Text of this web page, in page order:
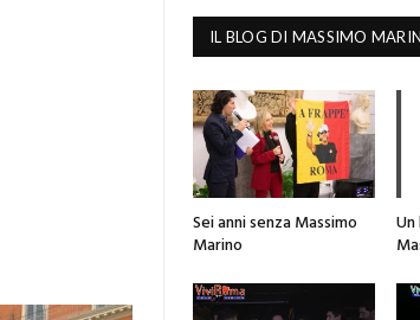
IL BLOG DI MASSIMO
Sei anni senza Massimo
Marino